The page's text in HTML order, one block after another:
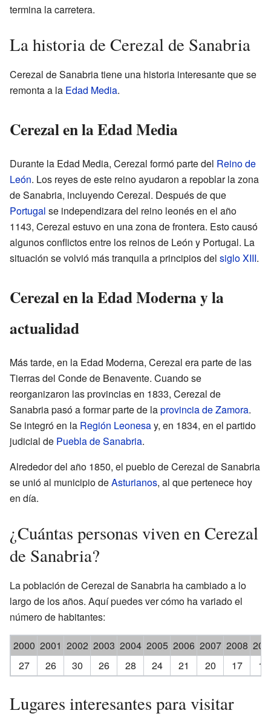
termina la carretera.
La historia de Cerezal de Sanabria
Cerezal de Sanabria tiene una historia interesante que se
remonta a la Edad Media.
Cerezal en la Edad Media
Durante la Edad Media, Cerezal formó parte del Reino de
León. Los reyes de este reino ayudaron a repoblar la zona
de Sanabria, incluyendo Cerezal. Después de que
Portugal se independizara del reino leonés en el año
1143, Cerezal estuvo en una zona de frontera. Esto causó
algunos conflictos entre los reinos de León y Portugal. La
situación se volvió más tranquila a principios del siglo XIII.
Cerezal en la Edad Moderna y la
actualidad
Más tarde, en la Edad Moderna, Cerezal era parte de las
Tierras del Conde de Benavente. Cuando se
reorganizaron las provincias en 1833, Cerezal de
Sanabria pasó a formar parte de laprovincia de Zamora.
Se integró en la Región Leonesay, en 1834, en el partido
judicial de Puebla de Sanabria.
Alrededor del año 1850, el pueblo de Cerezal de Sanabria
se unió al municipio deAsturianos, al que pertenece hoy
en día.
¿Cuántas personas viven en Cerezal
de Sanabria?
La población de Cerezal de Sanabria ha cambiado a lo
largo de los años. Aquí puedes ver cómo ha variado el
número de habitantes:
2000 2001 2002 2003 2004 2005 2006 2007 2008
27
26 30 26 28 24 21 20 17 17
Lugares interesantes para visitar